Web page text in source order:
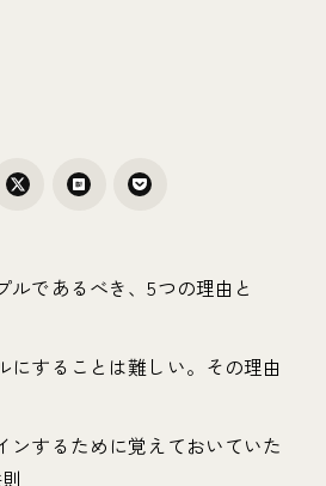
ルであるべき、5つの理由と
にすることは難しい。その理由
ンするために覚えておいていた